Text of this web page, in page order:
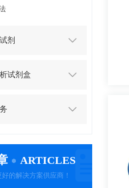
剂
试剂盒
ARTICLES
的解决方案供应商！